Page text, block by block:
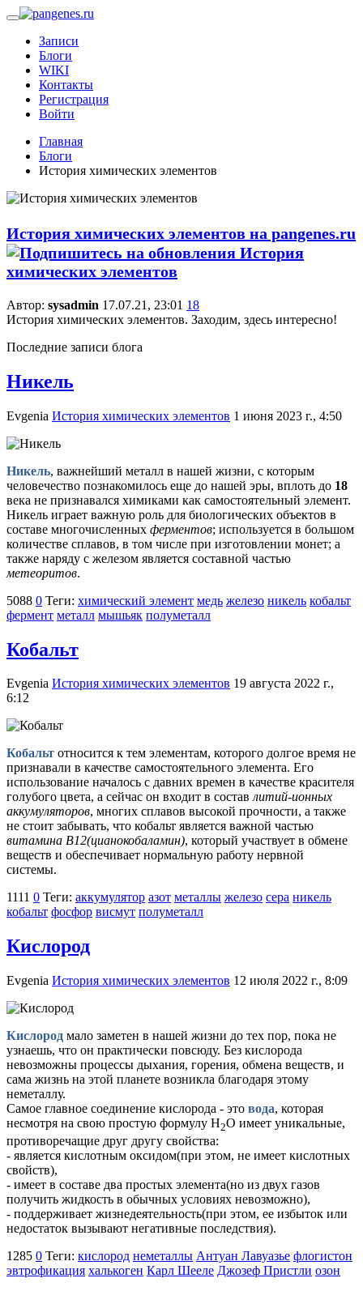
Записи
Блоги
WIKI
Контакты
Регистрация
Войти
Главная
Блоги
История химических элементов
История химических элементов на pangenes.ru
Автор: sysadmin 17.07.21, 23:01 18
История химических элементов. Заходим, здесь интересно!
Последние записи блога
Никель
Evgenia История химических элементов 1 июня 2023 г., 4:50
Никель, важнейший металл в нашей жизни, с которым
человечество познакомилось еще до нашей эры, вплоть до 18
века не признавался химиками как самостоятельный элемент.
Никель играет важную роль для биологических объектов в
составе многочисленных ферментов; используется в большом
количестве сплавов, в том числе при изготовлении монет; а
также наряду с железом является составной частью
метеоритов.
5088 0 Теги: химический элемент медь железо никель кобальт
фермент металл мышьяк полуметалл
Кобальт
Evgenia История химических элементов 19 августа 2022 г.,
6:12
Кобальт относится к тем элементам, которого долгое время не
признавали в качестве самостоятельного элемента. Его
использование началось с давних времен в качестве красителя
голубого цвета, а сейчас он входит в составлитий-ионных
аккумуляторов, многих сплавов высокой прочности, а также
не стоит забывать, что кобальт является важной частью
витамина В12(цианокобаламин), который участвует в обмене
веществ и обеспечивает нормальную работу нервной
системы.
1111 0 Теги: аккумулятор азот металлы железо сера никель
кобальт фосфор висмут полуметалл
Кислород
Evgenia История химических элементов 12 июля 2022 г., 8:09
Кислород мало заметен в нашей жизни до тех пор, пока не
узнаешь, что он практически повсюду. Без кислорода
невозможны процессы дыхания, горения, обмена веществ, и
сама жизнь на этой планете возникла благодаря этому
неметаллу.
Самое главное соединение кислорода - это вода, которая
несмотря на свою простую формулу H2O имеет уникальные,
противоречащие друг другу свойства:
- является кислотным оксидом(при этом, не имеет кислотных
свойств),
- имеет в составе два простых элемента(но из двух газов
получить жидкость в обычных условиях невозможно),
- поддерживает жизнедеятельность(при этом, ее избыток или
недостаток вызывают негативные последствия).
1285 0 Теги: кислород неметаллы Антуан Лавуазье флогистон
эвтрофикация халькоген Карл Шееле Джозеф Пристли озон